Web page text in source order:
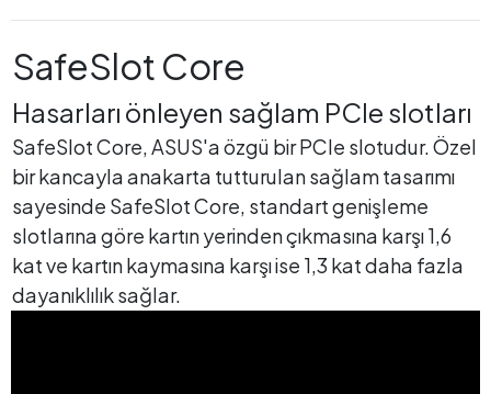
SafeSlot Core
Hasarları önleyen sağlam PCIe slotları
SafeSlot Core, ASUS'a özgü bir PCIe slotudur. Özel
bir kancayla anakarta tutturulan sağlam tasarımı
sayesinde SafeSlot Core, standart genişleme
slotlarına göre kartın yerinden çıkmasına karşı 1,6
kat ve kartın kaymasına karşı ise 1,3 kat daha fazla
dayanıklılık sağlar.